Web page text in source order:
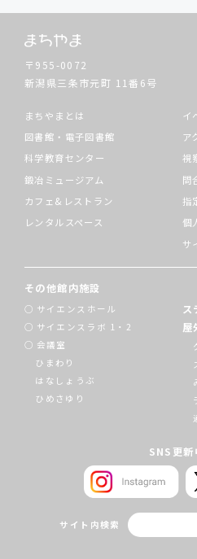
〒955-0072
新潟県三条市元町 11番6号
まちやまとは
図書館・電子図書館
科学教育センター
鍛冶ミュージアム
カフェ&レストラン
レンタルスペース
イ
ア
視
問
指
個
サ
その他館内施設
サイエンスホール
サイエンスラボ 1・2
会議室
ひまわり
はなしょうぶ
ひめさゆり
ス
屋
SNS更新
サイト内検索